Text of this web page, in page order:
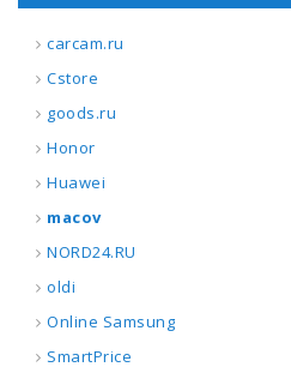
carcam.ru
Cstore
goods.ru
Honor
Huawei
macov
NORD24.RU
oldi
Online Samsung
SmartPrice